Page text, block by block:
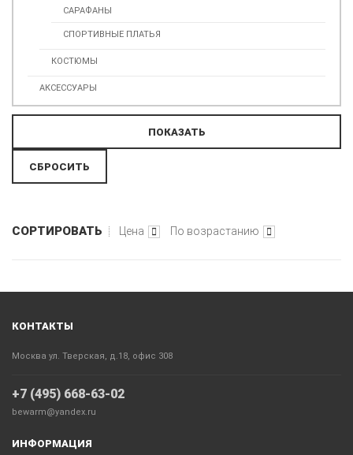
САРАФАНЫ
СПОРТИВНЫЕ ПЛАТЬЯ
КОСТЮМЫ
АКСЕССУАРЫ
СОРТИРОВАТЬ Цена По возрастанию
КОНТАКТЫ
Москва ул. Тверская, д.18, офис 308
+7 (495) 668-63-02
bewarm@yandex.ru
ИНФОРМАЦИЯ